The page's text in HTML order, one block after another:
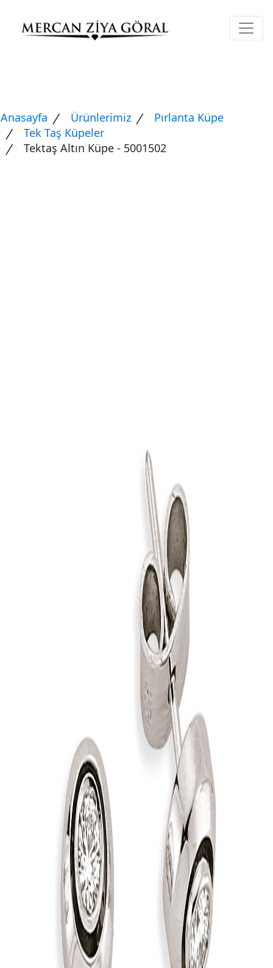
Anasayfa Ürünlerimiz
Pırlanta Küpe
Tek Taş Küpeler
Tektaş Altın Küpe - 5001502